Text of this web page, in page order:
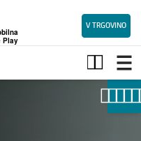
Play
V TRGOVINO